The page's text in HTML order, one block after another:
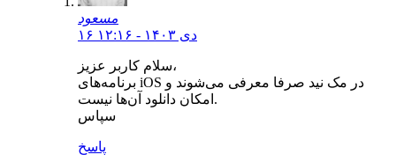
مسعود
۱۶ دی ۱۴۰۳ - ۱۲:۱۶
سلام کاربر عزیز،
برنامه‌های iOS در مک نید صرفا معرفی می‌شوند و
امکان دانلود آن‌ها نیست.
سپاس
پاسخ